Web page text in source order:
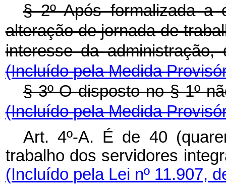
§ 2º Após formalizada
alteração de jornada de
interesse da administração,
(Incluído pela Medida
§ 3º O disposto no § 1º
(Incluído pela Medida
Art. 4º-A. É de 40
trabalho dos servidores
(Incluído pela Lei nº 11.907,